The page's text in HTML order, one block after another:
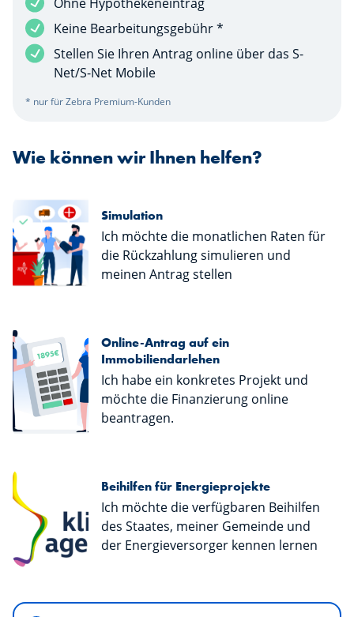
Keine Bearbeitungsgebühr *
Stellen Sie Ihren Antrag online über das S-
Net/S-Net Mobile
* nur für Zebra Premium-Kunden
Wie können wir Ihnen helfen?
Simulation
Ich möchte die monatlichen Raten für
die Rückzahlung simulieren und
meinen Antrag stellen
Online-Antrag auf ein
Immobiliendarlehen
Ich habe ein konkretes Projekt und
möchte die Finanzierung online
beantragen.
Beihilfen für Energieprojekte
Ich möchte die verfügbaren Beihilfen
des Staates, meiner Gemeinde und
der Energieversorger kennen lernen